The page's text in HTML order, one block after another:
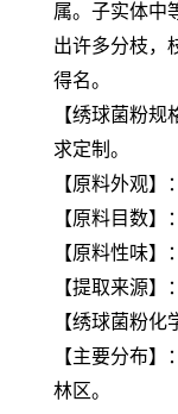
属。子实体中
出许多分枝，
得名。
【绣球菌粉规
求定制。
【原料外观】
【原料目数】
【原料性味】
【提取来源】
【绣球菌粉化
【主要分布
林区。